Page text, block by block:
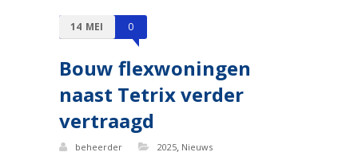
14 MEI 0
Bouw flexwoningen
naast Tetrix verder
vertraagd
beheerder 2025, Nieuws